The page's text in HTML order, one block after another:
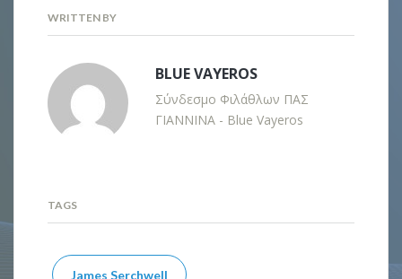
WRITTEN BY
BLUE VAYEROS
Σύνδεσμο Φιλάθλων ΠΑΣ
ΓΙΑΝΝΙΝΑ - Blue Vayeros
TAGS
James Serchwell